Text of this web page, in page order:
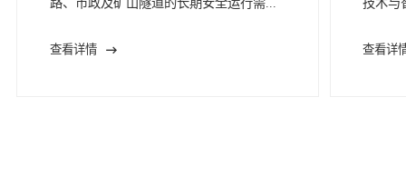
查看详情 查看详